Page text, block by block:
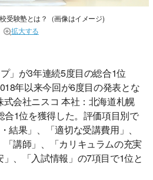
受験塾とは？（画像はイメージ)
拡大する
」が3年連続5度目の総合1位
年以来今回が6度目の発表とな
会社ニスコ 本社：北海道札幌
1位を獲得した。評価項目別で
結果」、「適切な受講費用」、
「講師」、「カリキュラムの充実
、「入試情報」の7項目で1位と